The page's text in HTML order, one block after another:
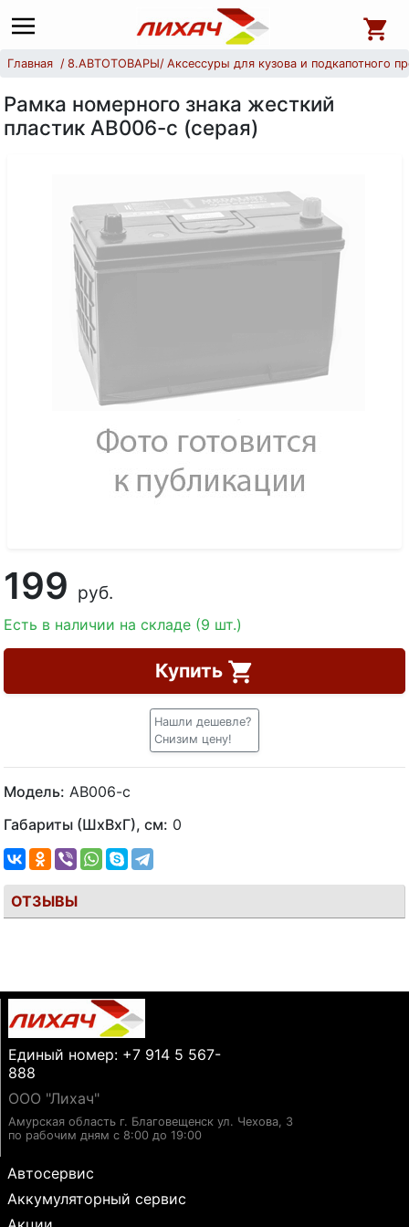
Главная 8.АВТОТОВАРЫ Аксессуры для кузова и подкапотного
Рамка номерного знака жесткий
пластик АВ006-с (серая)
199 руб.
Есть в наличии на складе (9 шт.)
Купить
Нашли дешевле?
Снизим цену!
Модель: АВ006-с
Габариты (ШхВхГ), см: 0
ОТЗЫВЫ
Единый номер: +7 914 5 567-
888
ООО "Лихач"
Амурская область г. Благовещенск ул. Чехова, 3
по рабочим дням с 8:00 до 19:00
Автосервис
Аккумуляторный сервис